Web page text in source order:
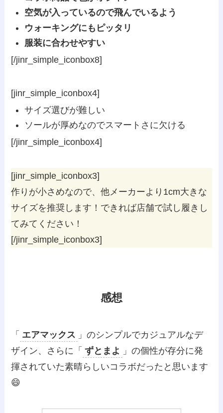
空気が入っているので飛んでいるよう
ウォーキングにもピッタリ
服装に合わせやすい
[/jinr_simple_iconbox8]
[jinr_simple_iconbox4]
サイズ選びが難しい
ソールが厚めなのでスマートさに欠ける
[/jinr_simple_iconbox4]
[jinr_simple_iconbox3]
作りが小さめなので、他メーカーより1cm大きな
サイズを推奨します！できれば店舗で試し履きし
てみてください！
[/jinr_simple_iconbox3]
感想
「 エアマックス 」のシンプルでカジュアルなデ
ザイン、さらに「 ずとまよ
」の個性が存分に発
揮されていた素晴らしいコラボだったと思います
😄